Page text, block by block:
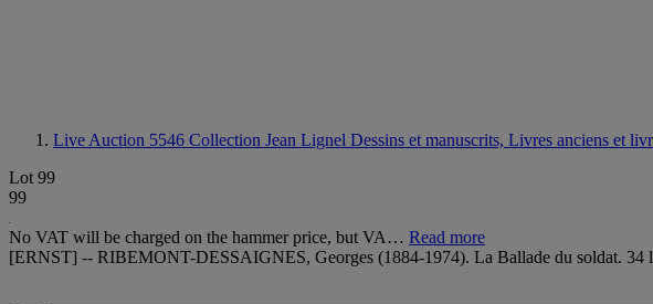
Live Auction 5546 Collection Jean Lignel Dessins et manuscrits, Livres anciens et
Lot 99
99
No VAT will be charged on the hammer price, but VA… Read more
[ERNST] -- RIBEMONT-DESSAIGNES, Georges (1884-1974). La Ballade du soldat. 34